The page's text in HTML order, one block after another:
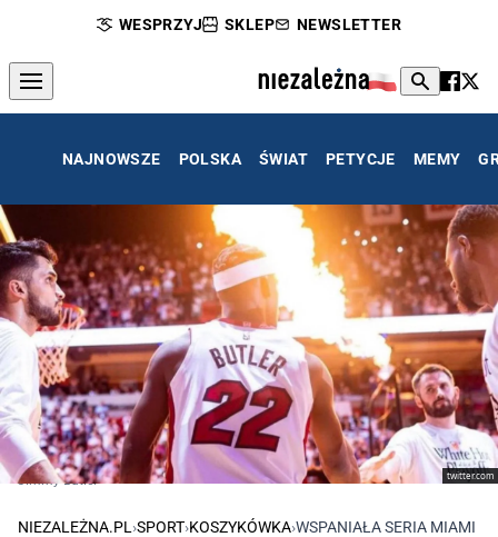
WESPRZYJ SKLEP NEWSLETTER
NAJNOWSZE POLSKA ŚWIAT PETYCJE MEMY
twitter.com
Jimmy Butler
NIEZALEŻNA.PL ›SPORT›KOSZYKÓWKA›WSPANIAŁA SERIA MIAMI